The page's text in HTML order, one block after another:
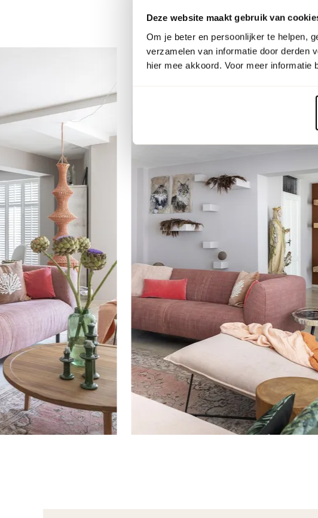
Deze website maakt gebruik van
Om je beter en persoonlijker te helpen,
verzamelen van informatie door derden
hier mee akkoord. Voor meer informatie